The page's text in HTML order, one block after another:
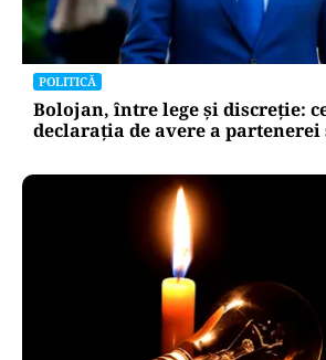
POLITICĂ
Bolojan, între lege și discreție:
declarația de avere a partenerei